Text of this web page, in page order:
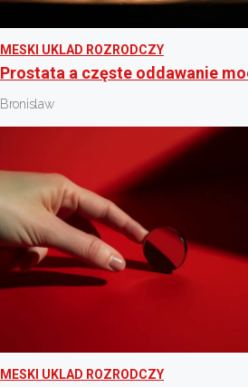
MESKI UKLAD ROZRODCZY
Prostata a częste oddawanie
Bronislaw
MESKI UKLAD ROZRODCZY